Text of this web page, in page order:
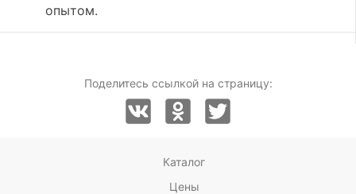
опытом.
Поделитесь ссылкой на страницу:
Каталог
Цены